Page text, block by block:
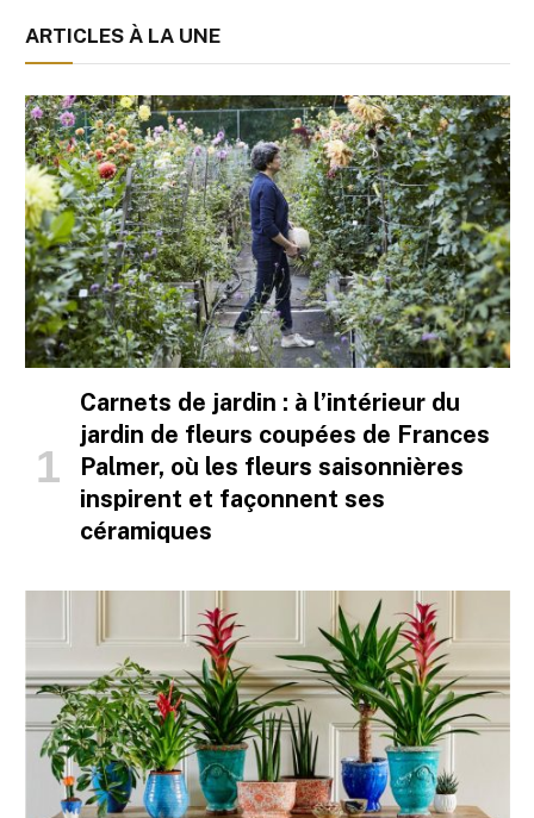
ARTICLES À LA UNE
Carnets de jardin : à l’intérieur du
jardin de fleurs coupées de Frances
Palmer, où les fleurs saisonnières
inspirent et façonnent ses
céramiques